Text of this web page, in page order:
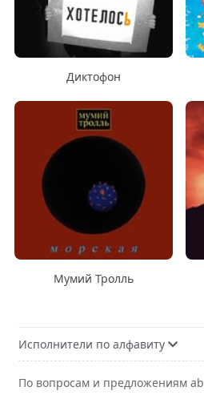
Диктофон
Мумий Тролль
Исполнители по алфавиту
По вопросам и предложениям